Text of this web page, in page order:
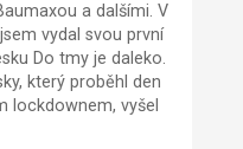
a dalšími. V
vydal svou první
Do tmy je daleko.
který proběhl den
lockdownem, vyšel